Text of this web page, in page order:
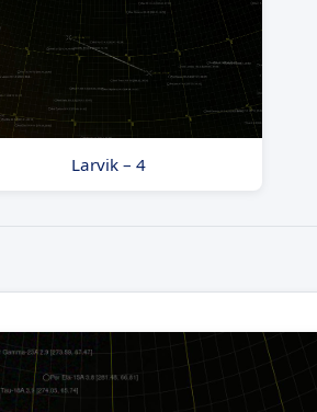
Larvik – 4